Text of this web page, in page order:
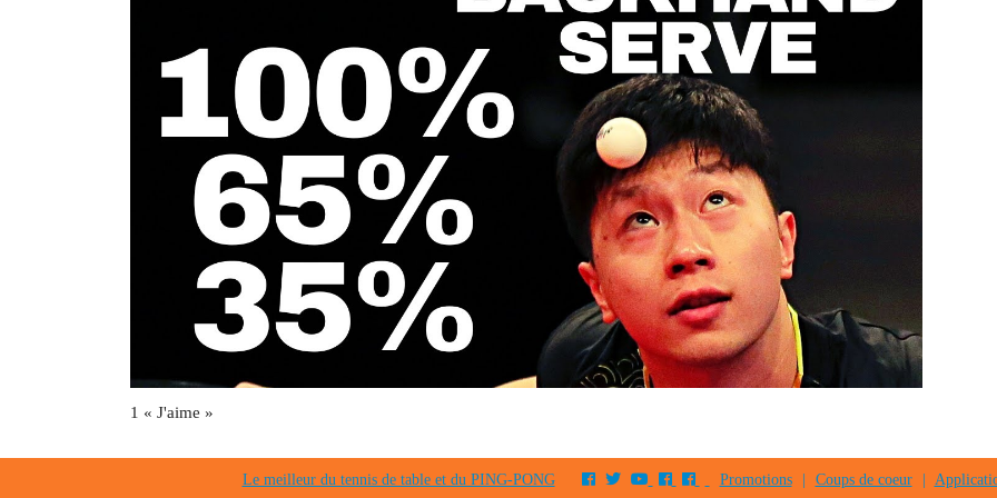
1 « J'aime »
Le meilleur du tennis de table et du PING-PONG Promotions Coups de coeur